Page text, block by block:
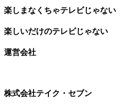
楽しまなくちゃテレビじゃない
楽しいだけのテレビじゃない
運営会社
株式会社テイク・セブン